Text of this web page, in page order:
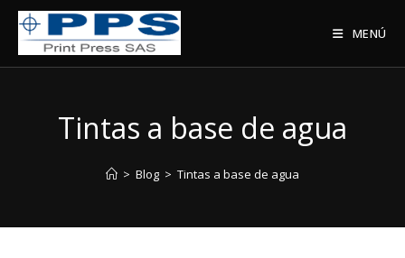
Saltar
contenido
MENÚ
Tintas a base de agua
> Blog > Tintas a base de agua